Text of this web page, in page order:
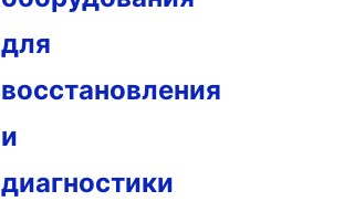
для
восстановления
и
диагностики